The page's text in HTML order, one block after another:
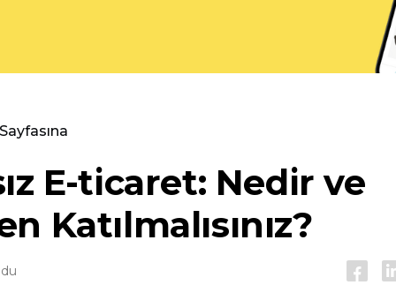
E-ticaret: Nedir ve
Katılmalısınız?